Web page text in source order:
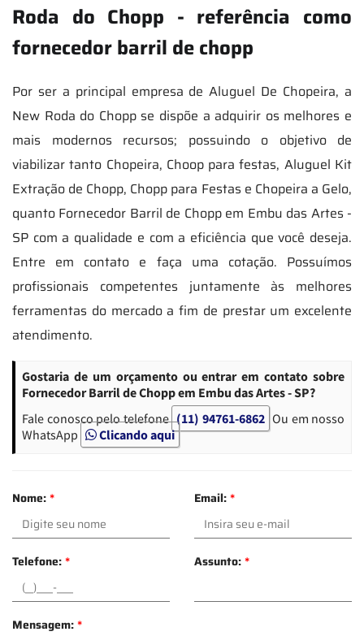
Roda do Chopp - referência como
fornecedor barril de chopp
Por ser a principal empresa de Aluguel De Chopeira, a
New Roda do Chopp se dispõe a adquirir os melhores e
mais modernos recursos; possuindo o objetivo de
viabilizar tanto Chopeira, Choop para festas, Aluguel Kit
Extração de Chopp, Chopp para Festas e Chopeira a Gelo,
quanto Fornecedor Barril de Chopp em Embu das Artes -
SP com a qualidade e com a eficiência que você deseja.
Entre em contato e faça uma cotação. Possuímos
profissionais competentes juntamente às melhores
ferramentas do mercado a fim de prestar um excelente
atendimento.
Gostaria de um orçamento ou entrar em contato sobre
Fornecedor Barril de Chopp em Embu das Artes - SP?
Fale conosco pelo telefone (11) 94761-6862 Ou em nosso
WhatsApp
Clicando aqui
Nome:* Email:*
Telefone:* Assunto:*
Mensagem:*